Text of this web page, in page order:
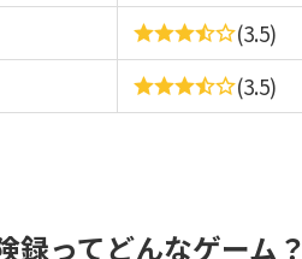
(3.5)
(3.5)
録ってどんなゲーム？